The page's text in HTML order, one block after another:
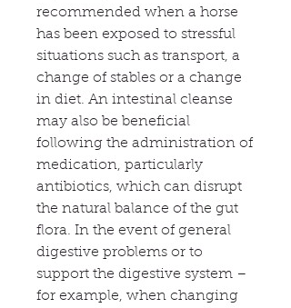
recommended when a horse
has been exposed to stressful
situations such as transport, a
change of stables or a change
in diet. An intestinal cleanse
may also be beneficial
following the administration of
medication, particularly
antibiotics, which can disrupt
the natural balance of the gut
flora. In the event of general
digestive problems or to
support the digestive system –
for example, when changing